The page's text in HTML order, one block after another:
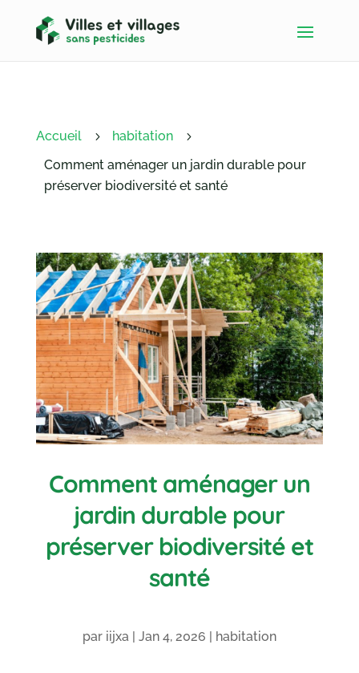
Accueil 5 habitation 5
Comment aménager un jardin durable pour
préserver biodiversité et santé
Comment aménager un
jardin durable pour
préserver biodiversité et
santé
par iijxa | Jan 4, 2026 | habitation